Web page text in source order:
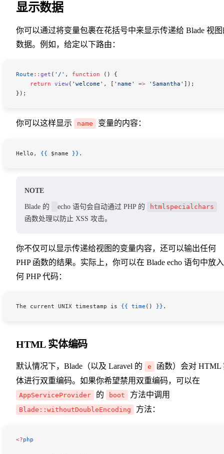
显示数据
你可以通过将变量包裹在花括号中来显示传递给 Blade 视图
数据。例如，给定以下路由：
Route :: get ( '/' , function () {
    return
view( 'welcome' , [ 'name' => 'Samantha' ]);
});
你可以这样显示 name 变量的内容：
Hello, {{ $name }} .
NOTE
Blade 的 echo 语句会自动通过 PHP 的
htmlspecialchars
函数处理以防止 XSS 攻击。
你不仅可以显示传递给视图的变量内容，还可以输出任何
PHP 函数的结果。实际上，你可以在 Blade echo 语句中放
何 PHP 代码：
The current UNIX timestamp is {{ time () }} .
HTML 实体编码
默认情况下，Blade（以及 Laravel 的 e
函数）会对 HTML
体进行双重编码。如果你希望禁用双重编码，可以在
AppServiceProvider 的 boot 方法中调用
Blade::withoutDoubleEncoding 方法：
<?php